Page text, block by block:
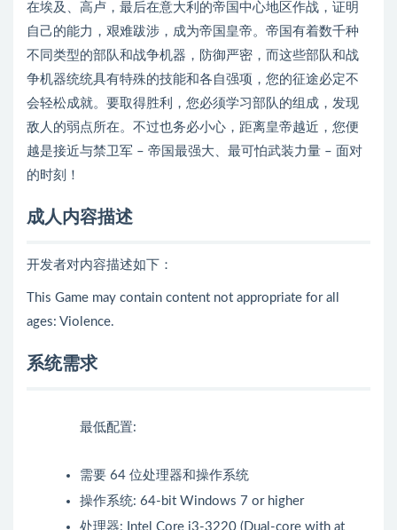
在埃及、高卢，最后在意大利的帝国中心地区作战，证明
自己的能力，艰难跋涉，成为帝国皇帝。帝国有着数千种
不同类型的部队和战争机器，防御严密，而这些部队和战
争机器统统具有特殊的技能和各自强项，您的征途必定不
会轻松成就。要取得胜利，您必须学习部队的组成，发现
敌人的弱点所在。不过也务必小心，距离皇帝越近，您便
越是接近与禁卫军 – 帝国最强大、最可怕武装力量 – 面对
的时刻！
成人内容描述
开发者对内容描述如下：
This Game may contain content not appropriate for all
ages: Violence.
系统需求
最低配置:
需要 64 位处理器和操作系统
操作系统: 64-bit Windows 7 or higher
处理器: Intel Core i3-3220 (Dual-core with at